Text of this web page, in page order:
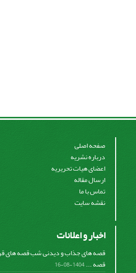
صفحه اصلی
درباره نشریه
اعضای هیات تحریریه
ارسال مقاله
تماس با ما
نقشه سایت
اخبار و اعلانات
قصه های جذاب و دیدنی شب قصه های
قصه ...1404-08-16